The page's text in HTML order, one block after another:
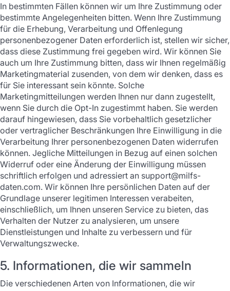
In bestimmten Fällen können wir um Ihre Zustimmung oder
bestimmte Angelegenheiten bitten. Wenn Ihre Zustimmung
für die Erhebung, Verarbeitung und Offenlegung
personenbezogener Daten erforderlich ist, stellen wir sicher,
dass diese Zustimmung frei gegeben wird. Wir können Sie
auch um Ihre Zustimmung bitten, dass wir Ihnen regelmäßig
Marketingmaterial zusenden, von dem wir denken, dass es
für Sie interessant sein könnte. Solche
Marketingmitteilungen werden Ihnen nur dann zugestellt,
wenn Sie durch die Opt-In zugestimmt haben. Sie werden
darauf hingewiesen, dass Sie vorbehaltlich gesetzlicher
oder vertraglicher Beschränkungen Ihre Einwilligung in die
Verarbeitung Ihrer personenbezogenen Daten widerrufen
können. Jegliche Mitteilungen in Bezug auf einen solchen
Widerruf oder eine Änderung der Einwilligung müssen
schriftlich erfolgen und adressiert an support@milfs-
daten.com. Wir können Ihre persönlichen Daten auf der
Grundlage unserer legitimen Interessen verabeiten,
einschließlich, um Ihnen unseren Service zu bieten, das
Verhalten der Nutzer zu analysieren, um unsere
Dienstleistungen und Inhalte zu verbessern und für
Verwaltungszwecke.
5. Informationen, die wir sammeln
Die verschiedenen Arten von Informationen, die wir